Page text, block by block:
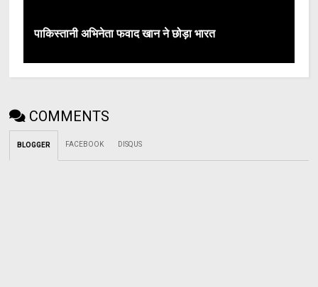
पाकिस्‍तानी अभिनेता फवाद खान ने छोड़ा भारत
COMMENTS
BLOGGER FACEBOOK DISQUS